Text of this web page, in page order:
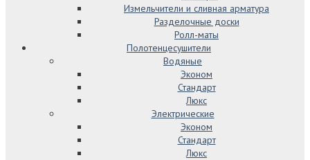
Измельчители и сливная арматура
Разделочные доски
Ролл-маты
Полотенцесушители
Водяные
Эконом
Стандарт
Люкс
Электрические
Эконом
Стандарт
Люкс